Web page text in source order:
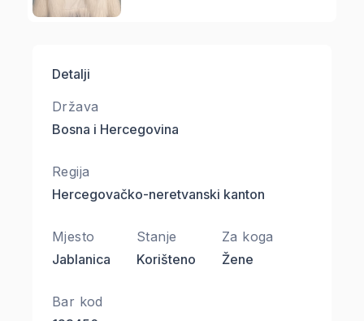
Detalji
Država
Bosna i Hercegovina
Regija
Hercegovačko-neretvanski kanton
Mjesto
Jablanica
Stanje
Korišteno
Za koga
Žene
Bar kod